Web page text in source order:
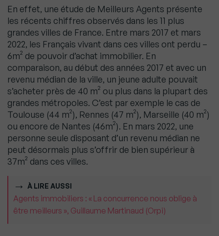
En effet, une étude de Meilleurs Agents présente
les récents chiffres observés dans les 11 plus
grandes villes de France. Entre mars 2017 et mars
2022, les Français vivant dans ces villes ont perdu –
6m² de pouvoir d’achat immobilier. En
comparaison, au début des années 2017 et avec un
revenu médian de la ville, un jeune adulte pouvait
s’acheter près de 40 m² ou plus dans la plupart des
grandes métropoles. C’est par exemple le cas de
Toulouse (44 m²), Rennes (47 m²), Marseille (40 m²)
ou encore de Nantes (46m²). En mars 2022, une
personne seule disposant d’un revenu médian ne
peut désormais plus s’offrir de bien supérieur à
37m² dans ces villes.
À LIRE AUSSI
Agents immobiliers : « La concurrence nous oblige à
être meilleurs », Guillaume Martinaud (Orpi)